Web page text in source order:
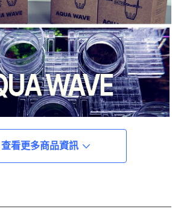
查看更多商品資訊